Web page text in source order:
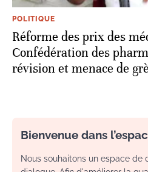
POLITIQUE
Réforme des prix des
Confédération des
révision et menace de
Bienvenue dans
Nous souhaitons un espace de